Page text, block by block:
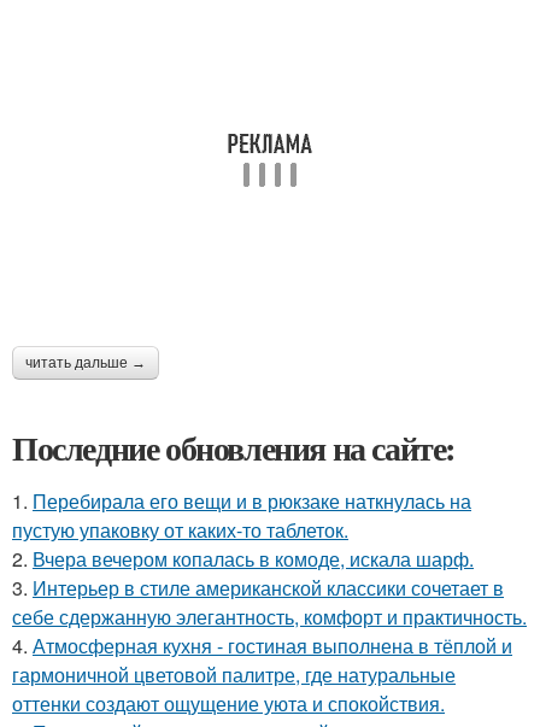
читать дальше →
Последние обновления на сайте:
1. Перебирала его вещи и в рюкзаке наткнулась на
пустую упаковку от каких-то таблеток.
2. Вчера вечером копалась в комоде, искала шарф.
3. Интерьер в стиле американской классики сочетает в
себе сдержанную элегантность, комфорт и практичность.
4. Атмосферная кухня - гостиная выполнена в тёплой и
гармоничной цветовой палитре, где натуральные
оттенки создают ощущение уюта и спокойствия.